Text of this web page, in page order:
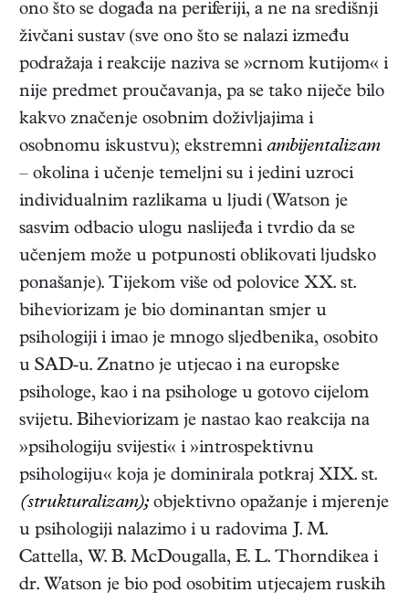
ono što se događa na periferiji, a ne na središnji
živčani sustav (sve ono što se nalazi između
podražaja i reakcije naziva se »crnom kutijom« i
nije predmet proučavanja, pa se tako niječe bilo
kakvo značenje osobnim doživljajima i
osobnomu iskustvu); ekstremni ambijentalizam
– okolina i učenje temeljni su i jedini uzroci
individualnim razlikama u ljudi (Watson je
sasvim odbacio ulogu naslijeđa i tvrdio da se
učenjem može u potpunosti oblikovati ljudsko
ponašanje). Tijekom više od polovice XX. st.
biheviorizam je bio dominantan smjer u
psihologiji i imao je mnogo sljedbenika, osobito
u SAD-u. Znatno je utjecao i na europske
psihologe, kao i na psihologe u gotovo cijelom
svijetu. Biheviorizam je nastao kao reakcija na
»psihologiju svijesti« i »introspektivnu
psihologiju« koja je dominirala potkraj XIX. st.
(strukturalizam);objektivno opažanje i mjerenje
u psihologiji nalazimo i u radovima J. M.
Cattella, W. B. McDougalla, E. L. Thorndikea i
dr. Watson je bio pod osobitim utjecajem ruskih